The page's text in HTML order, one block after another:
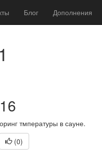
Блог Дополнения
тмпературы в сауне.
(0)